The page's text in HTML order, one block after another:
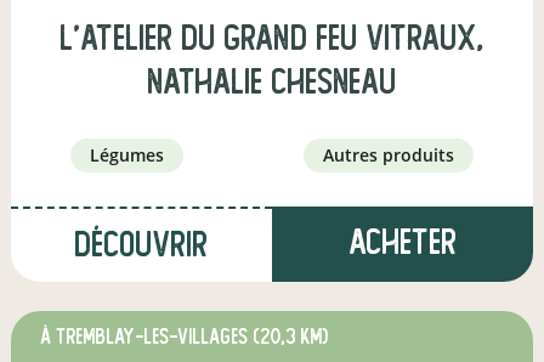
L'ATELIER DU GRAND FEU VITRAUX,
Nathalie Chesneau
légumes autres produits
Découvrir Acheter
à TREMBLAY-LES-VILLAGES (20,3 km)